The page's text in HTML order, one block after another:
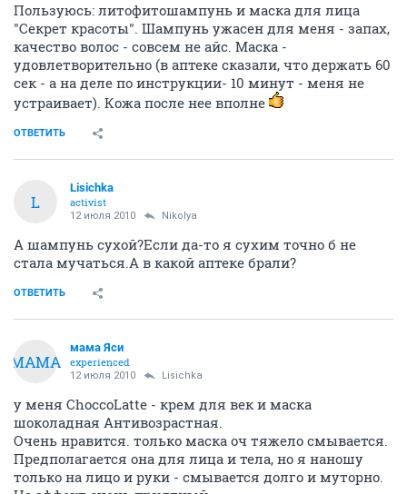
Пользуюсь: литофитошампунь и маска для лица
"Секрет красоты". Шампунь ужасен для меня - запах,
качество волос - совсем не айс. Маска -
удовлетворительно (в аптеке сказали, что держать 60
сек - а на деле по инструкции- 10 минут - меня не
устраивает). Кожа после нее вполне
ОТВЕТИТЬ
L
Lisichka
activist
12 июля 2010 Nikolya
А шампунь сухой?Если да-то я сухим точно б не
стала мучаться.А в какой аптеке брали?
ОТВЕТИТЬ
МАМА
мама Яси
experienced
12 июля 2010 Lisichka
у меня ChoccoLatte - крем для век и маска
шоколадная Антивозрастная.
Очень нравится. только маска оч тяжело смывается.
Предполагается она для лица и тела, но я наношу
только на лицо и руки - смывается долго и муторно.